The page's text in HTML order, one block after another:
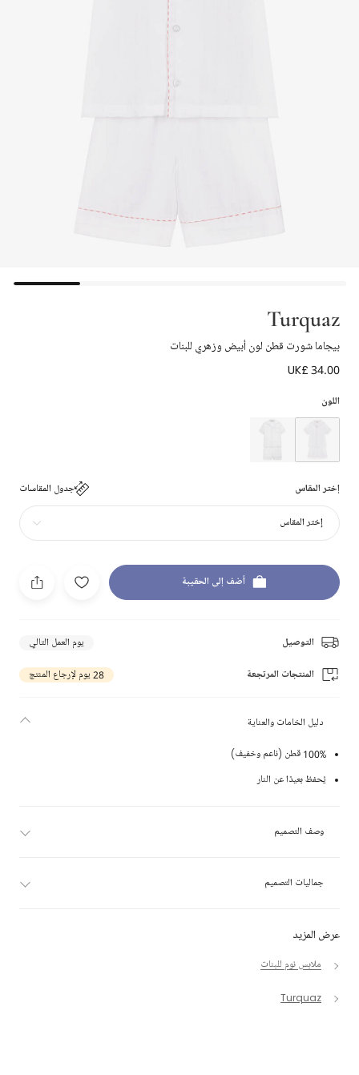
Turquaz
بيجاما شورت قطن لون أبيض وزهري للبنات
UK£ 34.00
اللون
إختر المقاس جدول المقاسات
إختر المقاس
أضف إلى الحقيبة
التوصيل يوم العمل التالي
المنتجات المرتجعة 28 يوم لإرجاع المنتج
عرض المزيد
ملابس نوم للبنات
Turquaz
دليل الخامات والعناية
100% قطن (ناعم وخفيف)
يُحفظ بعيدًا عن النار
وصف التصميم
جماليات التصميم